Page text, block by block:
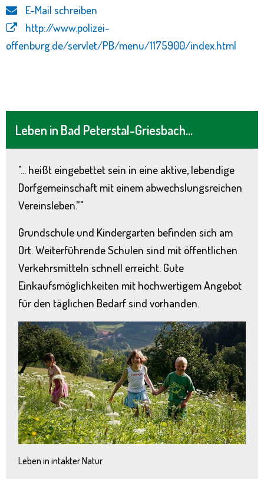
Leben in Bad Peterstal-Griesbach...
"... heißt eingebettet sein in eine aktive, lebendige
Dorfgemeinschaft mit einem abwechslungsreichen
Vereinsleben.”"
Grundschule und Kindergarten befinden sich am
Ort. Weiterführende Schulen sind mit öffentlichen
Verkehrsmitteln schnell erreicht. Gute
Einkaufsmöglichkeiten mit hochwertigem Angebot
für den täglichen Bedarf sind vorhanden.
Leben in intakter Natur
E-Mail schreiben
http://www.polizei-
offenburg.de/servlet/PB/menu/1175900/index.html